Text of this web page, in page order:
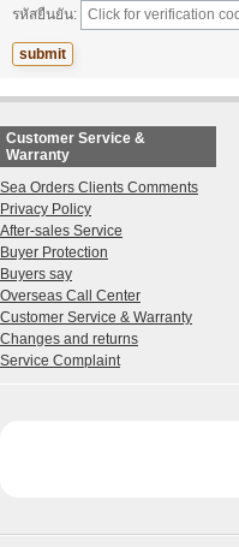
รหัสยืนยัน:
Customer Service &
Warranty
Sea Orders Clients Comments
Privacy Policy
After-sales Service
Buyer Protection
Buyers say
Overseas Call Center
Customer Service & Warranty
Changes and returns
Service Complaint